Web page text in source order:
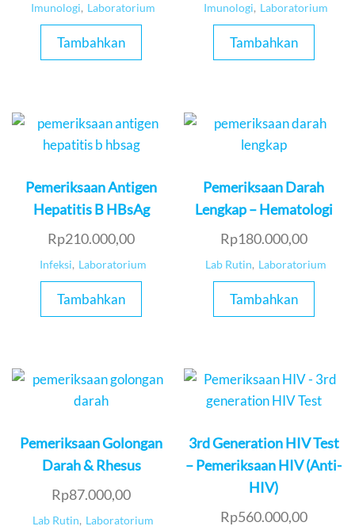
Imunologi, Laboratorium
Tambahkan
Imunologi, Laboratorium
Tambahkan
Pemeriksaan Antigen
Hepatitis B HBsAg
Rp210.000,00
Infeksi, Laboratorium
Tambahkan
Pemeriksaan Darah
Lengkap – Hematologi
Rp180.000,00
Lab Rutin, Laboratorium
Tambahkan
Pemeriksaan Golongan
Darah & Rhesus
Rp87.000,00
Lab Rutin, Laboratorium
3rd Generation HIV Test
– Pemeriksaan HIV (Anti-
HIV)
Rp560.000,00